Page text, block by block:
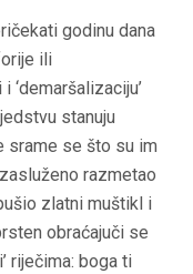
godinu dana
ili
stanuju
srame se što su im
razmetao
zlatni muštikl i
obraćajuči se
riječima: boga ti